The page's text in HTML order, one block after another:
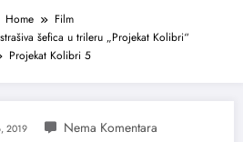
Home
Film
šefica u trileru „Projekat Kolibri“
Projekat Kolibri 5
2019